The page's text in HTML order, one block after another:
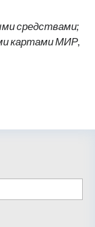
средствами;
картами МИР,